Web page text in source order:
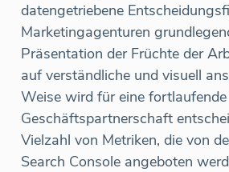
datengetriebene
Marketingagenturen
Präsentation der Früchte der
auf verständliche und visuell
Weise wird für eine fortlaufende
Geschäftspartnerschaft
Vielzahl von Metriken, die von
Search Console angeboten